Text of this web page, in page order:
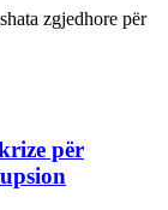
zgjedhore për
për